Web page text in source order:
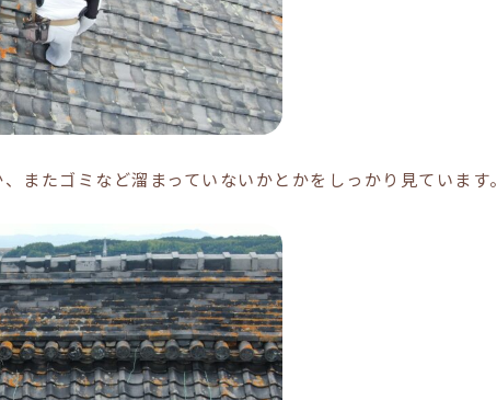
またゴミなど溜まっていないかとかをしっかり見ています。